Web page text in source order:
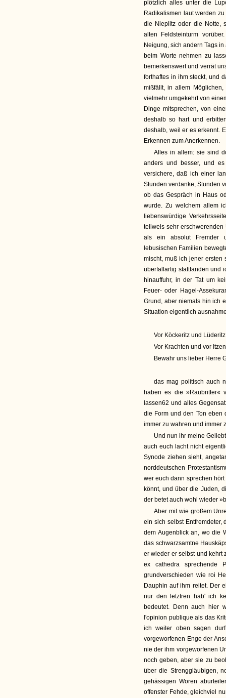
plötzlich alles unter die
Radikalismen laut werden
die Nieplitz oder die Notte,
alten Feldsteinturm
Neigung, sich andern Tags
beim Worte nehmen zu
bemerkenswert und verrät
forthaftes in ihm steckt, und
mißfällt, in allem
vielmehr umgekehrt von
Dinge mitsprechen, von
deshalb so hart und
deshalb, weil er es erkennt.
Erkennen zum Anerkennen.
Alles in allem: sie sind
anders und besser, und
versichere, daß ich einer
Stunden verdanke, Stunden
ob das Gespräch in Haus
wurde. Zu welchem allem
liebenswürdige
teilweis sehr
als ein absolut Fremder
lebusischen Familien
mischt, muß ich jener ersten
überfallartig stattfanden und
hinauffuhr, in der Tat um
Feuer- oder Hagel-
Grund, aber niemals hin ich
Situation eigentlich
Vor Köckeritz und
Vor Krachten und vor
Bewahr uns lieber Herre
das mag politisch auch
haben es die »Raubritter«
lassen62 und alles
die Form und den Ton eben
immer zu wahren und immer
Und nun ihr meine
auch euch lacht nicht
Synode ziehen sieht,
norddeutschen
wer euch dann sprechen
könnt, und über die Juden,
der betet auch wohl wieder
Aber mit wie großem
ein sich selbst Entfremdeter,
dem Augenblick an, wo die
das schwarzsamtne
er wieder er selbst und kehrt
ex cathedra sprechende
grundverschieden wie roi
Dauphin auf ihm reitet. Der
nur den letztren hab' ich
bedeutet. Denn auch hier
l'opinion publique als das
ich weiter oben sagen
vorgeworfenen Enge der
nie der ihm vorgeworfenen
noch geben, aber sie zu
über die Strenggläubigen,
gehässigen Woren
offenster Fehde, gleichviel